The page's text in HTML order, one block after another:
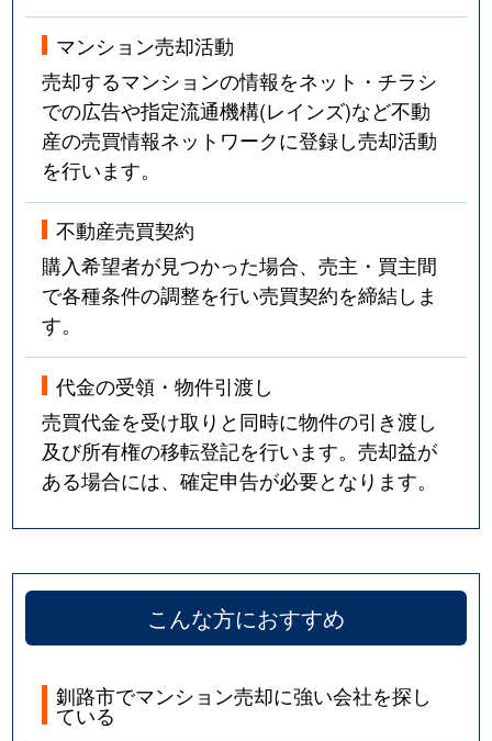
マンション売却活動
売却するマンションの情報をネット・チラシ
での広告や指定流通機構(レインズ)など不動
産の売買情報ネットワークに登録し売却活動
を行います。
不動産売買契約
購入希望者が見つかった場合、売主・買主間
で各種条件の調整を行い売買契約を締結しま
す。
代金の受領・物件引渡し
売買代金を受け取りと同時に物件の引き渡し
及び所有権の移転登記を行います。売却益が
ある場合には、確定申告が必要となります。
こんな方におすすめ
釧路市でマンション売却に強い会社を探し
ている